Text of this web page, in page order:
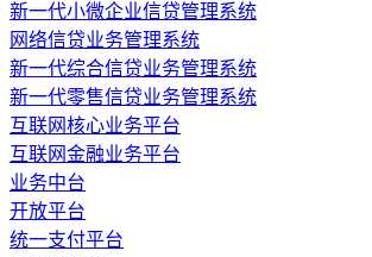
新一代小微企业信贷管理系统
网络信贷业务管理系统
新一代综合信贷业务管理系统
新一代零售信贷业务管理系统
互联网核心业务平台
互联网金融业务平台
业务中台
开放平台
统一支付平台